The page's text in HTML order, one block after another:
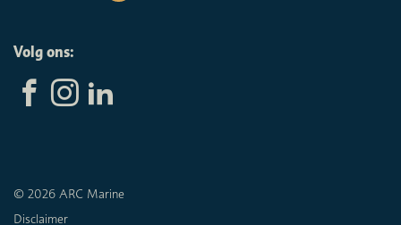
Volg ons:
© 2026 ARC Marine
Disclaimer